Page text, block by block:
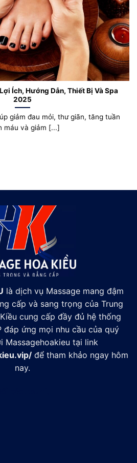
Ích, Hướng Dẫn, Thiết Bị Và Spa
2025
giảm đau mỏi, thư giãn, tăng tuần
máu và giảm [...]
là dịch vụ Massage mang đậm
cấp và sang trọng của Trung
cung cấp đầy đủ hệ thống
đáp ứng mọi nhu cầu của quý
Massagehoakieu tại link
để tham khảo ngay hôm
nay.